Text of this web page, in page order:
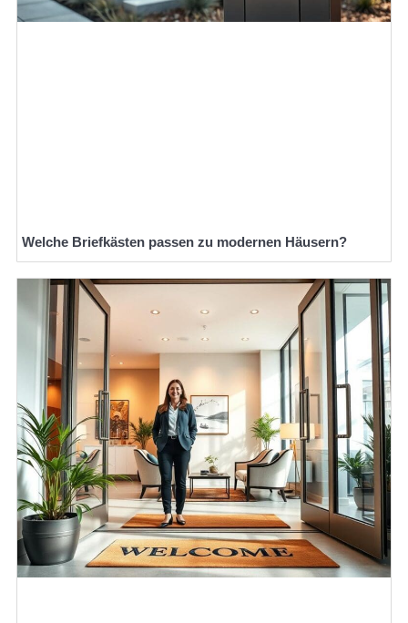
Welche Briefkästen passen zu modernen Häusern?